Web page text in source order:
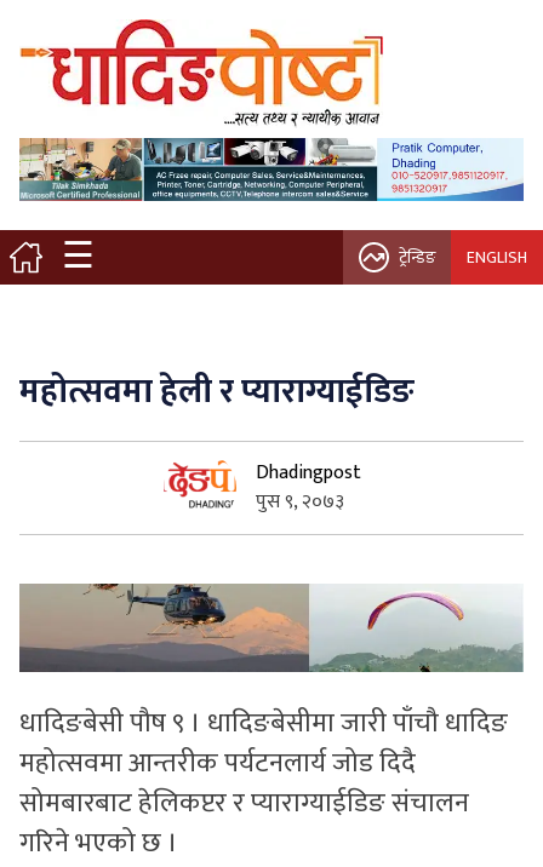
☰
मुख्य पृष्ठ
स्थानीय समाचार
विचार / ब्लग
नगर/गाउँ पालिका
कृषि/सहकारी
प्रवास
सुचनाहरु
स्वास्थ्य
ट्रेन्डिङ ENGLISH
महोत्सवमा हेली र प्याराग्याईडिङ
Dhadingpost
पुस ९, २०७३
धादिङबेसी पौष ९ । धादिङबेसीमा जारी पाँचौ धादिङ
महोत्सवमा आन्तरीक पर्यटनलार्य जोड दिदै
सोमबारबाट हेलिकप्टर र प्याराग्याईडिङ संचालन
गरिने भएको छ ।